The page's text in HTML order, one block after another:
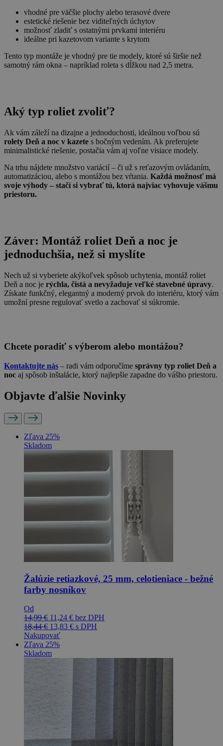
vhodné pre väčšie plochy alebo terasové dvere
estetické riešenie bez viditeľných úchytov
možnosť zladiť s ostatnými prvkami interiéru
ideálne pri kazetovom variante s krytom
Tento typ montáže je vhodný pre tie modely, ktoré sú širšie než
samotný rám okna – napríklad roleta s dĺžkou nad 2,5 metra.
Aký typ roliet zvoliť?
Ak vám záleží na dizajne a jednoduchosti, ideálnou voľbou sú
rolety Deň a noc v kazete s bočným vedením. Ak preferujete
minimalistické riešenie, postačia vám aj voľne visiace modely.
Na trhu nájdete množstvo variácií – či už s reťazovým ovládaním,
automatizáciou, alebo s montážou bez vŕtania. Každá možnosť má
svoje výhody – stačí si vybrať tú, ktorá najviac vyhovuje vášmu
priestoru.
Záver: Montáž roliet Deň a noc je
jednoduchšia, než si myslíte
Nech už si vyberiete akýkoľvek spôsob uchytenia, montáž roliet
Deň a noc je rýchla, čistá a nevyžaduje veľké stavebné úpravy.
Získate funkčný, elegantný a moderný prvok do interiéru, ktorý vám
umožní presne regulovať svetlo a zachovať si súkromie.
Chcete poradiť s výberom alebo montážou?
Kontaktujte nás – radi vám odporučíme správny typ roliet Deň a
noc aj spôsob inštalácie, ktorý najlepšie zapadne do vášho priestoru.
Objavte ďalšie Novinky
Zľava 25%
Skladom
Žalúzie retiazkové, 25 mm, celotieniace - bežné
farby nosníkov
Od
14,99€ 11,24 € bez DPH
18,44€ 13,83 € s DPH
Nakupovať
Zľava 25%
Skladom